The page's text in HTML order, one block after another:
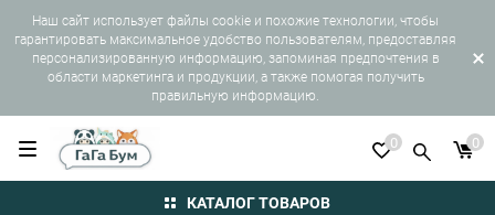
Наш сайт использует файлы cookie и похожие технологии, чтобы
гарантировать максимальное удобство пользователям, предоставляя
персонализированную информацию, запоминая предпочтения в
области маркетинга и продукции, а также помогая получить
правильную информацию.
КАТАЛОГ ТОВАРОВ
0 0